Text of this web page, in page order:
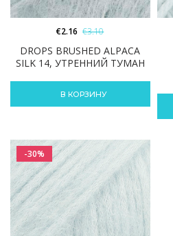
DROPS BRUSHED ALPACA
SILK 14, УТРЕННИЙ ТУМАН
€2.16 €3.10
В КОРЗИНУ
-30%